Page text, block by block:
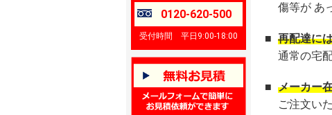
0120-620-500
受付時間 平日9:00-18:00
傷等が あ
■ 再配達に
通常の宅
■ メーカー
ご注文い